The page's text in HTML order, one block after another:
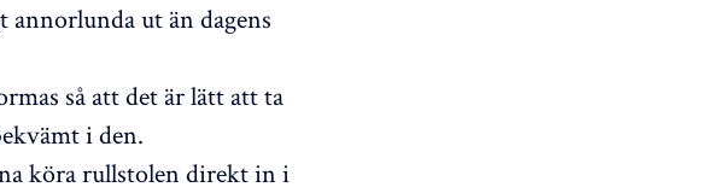
annorlunda ut än dagens
så att det är lätt att ta
i den.
köra rullstolen direkt in i